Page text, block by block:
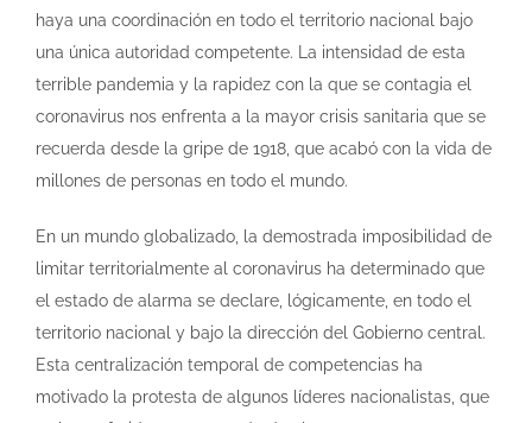
haya una coordinación en todo el territorio nacional bajo
una única autoridad competente. La intensidad de esta
terrible pandemia y la rapidez con la que se contagia el
coronavirus nos enfrenta a la mayor crisis sanitaria que se
recuerda desde la gripe de 1918, que acabó con la vida de
millones de personas en todo el mundo.
En un mundo globalizado, la demostrada imposibilidad de
limitar territorialmente al coronavirus ha determinado que
el estado de alarma se declare, lógicamente, en todo el
territorio nacional y bajo la dirección del Gobierno central.
Esta centralización temporal de competencias ha
motivado la protesta de algunos líderes nacionalistas, que